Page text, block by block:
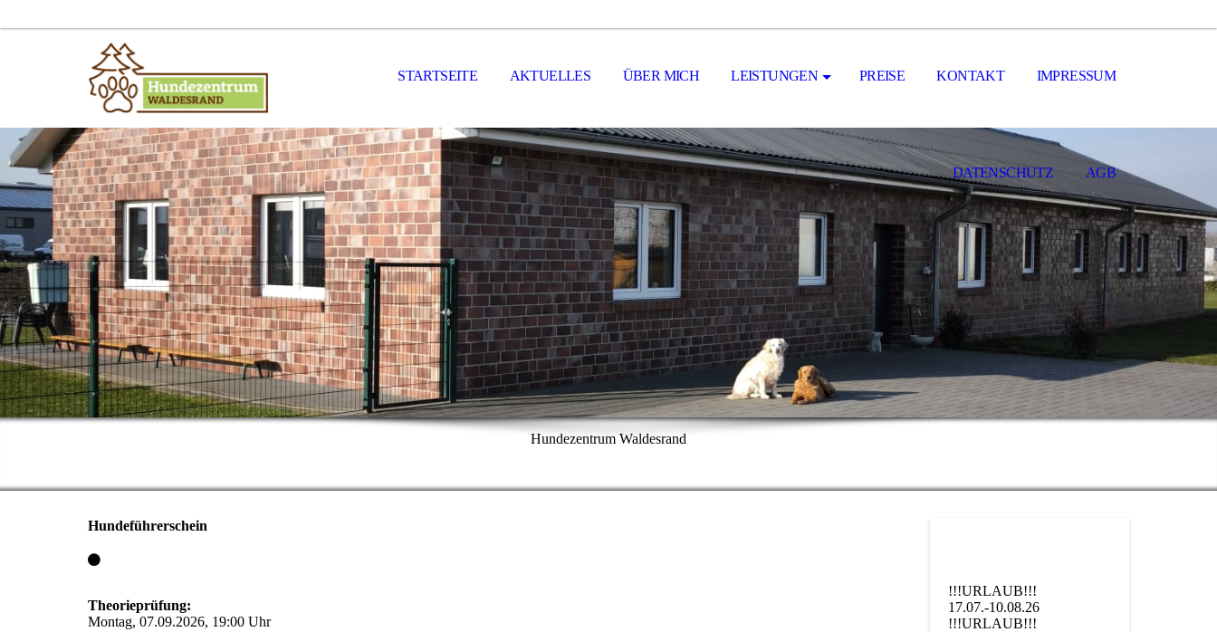
STARTSEITE AKTUELLES ÜBER MICH LEISTUNGEN PREISE KONTAKT IMPRESSUM
DATENSCHUTZ AGB
Hundezentrum Waldesrand
Hundeführerschein
Theorieprüfung:
Montag, 07.09.2026, 19:00 Uhr
!!!URLAUB!!!
17.07.-10.08.26
!!!URLAUB!!!